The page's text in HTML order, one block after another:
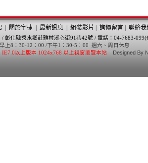
關於宇捷 最新訊息 組裝影片 詢價留言 聯絡我
/ 彰化縣秀水鄉莊雅村溪心街91巷42號 / 電話：04-7683-
上8：30-12：00 /下午1：30-5：00 週六、周日休息
以上版本 1024x768 以上視窗瀏覽本站
Designed By